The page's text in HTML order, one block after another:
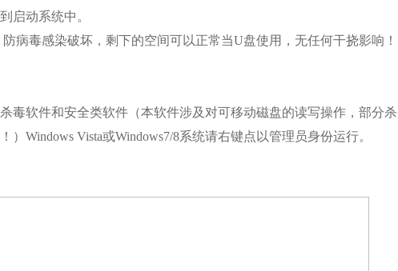
启动系统中。
病毒感染破坏，剩下的空间可以正常当U盘使用，无任何干挠影响！
毒软件和安全类软件（本软件涉及对可移动磁盘的读写操作，部分杀
）Windows Vista或Windows7/8系统请右键点以管理员身份运行。